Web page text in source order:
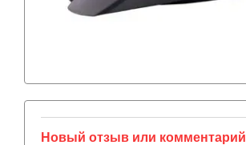
Новый отзыв или комментарий